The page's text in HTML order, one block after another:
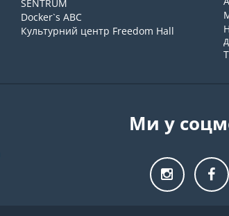
SENTRUM
Docker`s ABC
Культурний центр Freedom Hall
Ми у